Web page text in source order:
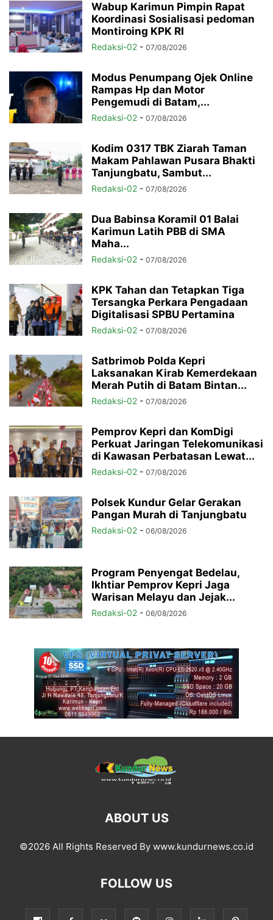
Wabup Karimun Pimpin Rapat
Koordinasi Sosialisasi pedoman
Montiroing KPK RI
Redaksi-02 - 07/08/2026
Modus Penumpang Ojek Online
Rampas Hp dan Motor
Pengemudi di Batam,...
Redaksi-02 - 07/08/2026
Kodim 0317 TBK Ziarah Taman
Makam Pahlawan Pusara Bhakti
Tanjungbatu, Sambut...
Redaksi-02 - 07/08/2026
Dua Babinsa Koramil 01 Balai
Karimun Latih PBB di SMA
Maha...
Redaksi-02 - 07/08/2026
KPK Tahan dan Tetapkan Tiga
Tersangka Perkara Pengadaan
Digitalisasi SPBU Pertamina
Redaksi-02 - 07/08/2026
Satbrimob Polda Kepri
Laksanakan Kirab Kemerdekaan
Merah Putih di Batam Bintan...
Redaksi-02 - 07/08/2026
Pemprov Kepri dan KomDigi
Perkuat Jaringan Telekomunikasi
di Kawasan Perbatasan Lewat...
Redaksi-02 - 07/08/2026
Polsek Kundur Gelar Gerakan
Pangan Murah di Tanjungbatu
Redaksi-02 - 06/08/2026
Program Penyengat Bedelau,
Ikhtiar Pemprov Kepri Jaga
Warisan Melayu dan Jejak...
Redaksi-02 - 06/08/2026
ABOUT US
©2026 All Rights Reserved By www.kundurnews.co.id
FOLLOW US